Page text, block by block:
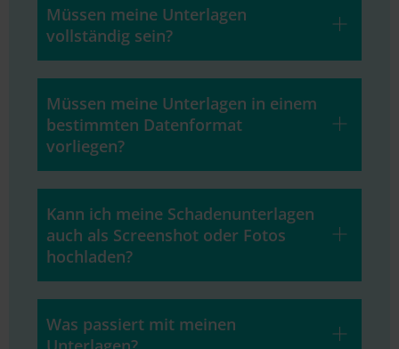
Müssen meine Unterlagen
vollständig sein?
Müssen meine Unterlagen in einem
bestimmten Datenformat
vorliegen?
Kann ich meine Schadenunterlagen
auch als Screenshot oder Fotos
hochladen?
Was passiert mit meinen